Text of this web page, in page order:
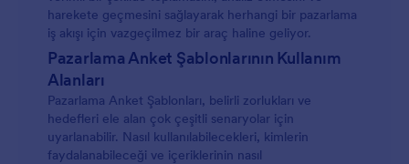
harekete geçmesini sağlayarak herhangi bir pazarlama
iş akışı için vazgeçilmez bir araç haline geliyor.
Pazarlama Anket Şablonlarının Kullanım
Alanları
Pazarlama Anket Şablonları, belirli zorlukları ve
hedefleri ele alan çok çeşitli senaryolar için
uyarlanabilir. Nasıl kullanılabilecekleri, kimlerin
faydalanabileceği ve içeriklerinin nasıl